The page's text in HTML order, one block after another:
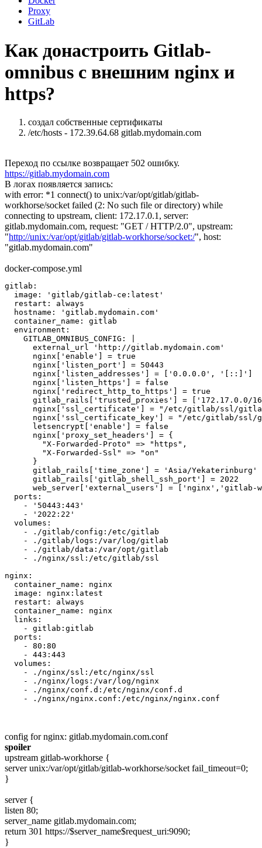
Proxy
GitLab
Как донастроить Gitlab-
omnibus с внешним nginx и
https?
создал собственные сертификаты
/etc/hosts - 172.39.64.68 gitlab.mydomain.com
Переход по ссылке возвращает 502 ошибку.
https://gitlab.mydomain.com
В логах появляется запись:
with error: *1 connect() to unix:/var/opt/gitlab/gitlab-
workhorse/socket failed (2: No such file or directory) while
connecting to upstream, client: 172.17.0.1, server:
gitlab.mydomain.com, request: "GET / HTTP/2.0", upstream:
"http://unix:/var/opt/gitlab/gitlab-workhorse/socket:/", host:
"gitlab.mydomain.com"
docker-compose.yml
gitlab:
  image: 'gitlab/gitlab-ce:latest'
  restart: always
  hostname: 'gitlab.mydomain.com'
  container_name: gitlab
  environment:
    GITLAB_OMNIBUS_CONFIG: |
      external_url 'http://gitlab.mydomain.com'
      nginx['enable'] = true
      nginx['listen_port'] = 50443
      nginx['listen_addresses'] = ['0.0.0.0', '[::]']
      nginx['listen_https'] = false
      nginx['redirect_http_to_https'] = true
gitlab_rails['trusted_proxies'] = ['172.17.0.0/
nginx['ssl_certificate'] = "/etc/gitlab/ssl/
nginx['ssl_certificate_key'] = "/etc/gitlab/ssl/
      letsencrypt['enable'] = false
      nginx['proxy_set_headers'] = {
        "X-Forwarded-Proto" => "https",
        "X-Forwarded-Ssl" => "on"
      }
      gitlab_rails['time_zone'] = 'Asia/Yekaterinburg'
      gitlab_rails['gitlab_shell_ssh_port'] = 2022
web_server['external_users'] = ['nginx','gitlab-
  ports:
    - '50443:443'
    - '2022:22'
  volumes:
    - ./gitlab/config:/etc/gitlab
    - ./gitlab/logs:/var/log/gitlab
    - ./gitlab/data:/var/opt/gitlab
    - ./nginx/ssl:/etc/gitlab/ssl
nginx:
  container_name: nginx
  image: nginx:latest
  restart: always
  container_name: nginx
  links:
    - gitlab:gitlab
  ports:
    - 80:80
    - 443:443
  volumes:
    - ./nginx/ssl:/etc/nginx/ssl
    - ./nginx/logs:/var/log/nginx
    - ./nginx/conf.d:/etc/nginx/conf.d
    - ./nginx/nginx.conf:/etc/nginx/nginx.conf
config for nginx: gitlab.mydomain.com.conf
spoiler
upstream gitlab-workhorse {
server unix:/var/opt/gitlab/gitlab-workhorse/socket fail_timeout=0;
}
server {
listen 80;
server_name gitlab.mydomain.com;
return 301 https://$server_name$request_uri:9090;
}